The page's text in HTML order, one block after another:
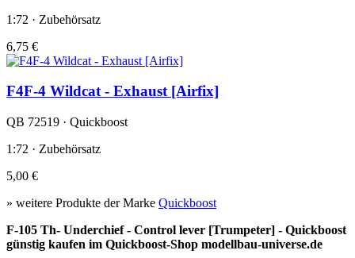
1:72 · Zubehörsatz
6,75 €
F4F-4 Wildcat - Exhaust [Airfix]
QB 72519 · Quickboost
1:72 · Zubehörsatz
5,00 €
» weitere Produkte der Marke Quickboost
F-105 Th- Underchief - Control lever [Trumpeter] - Quickboost
günstig kaufen im Quickboost-Shop modellbau-universe.de